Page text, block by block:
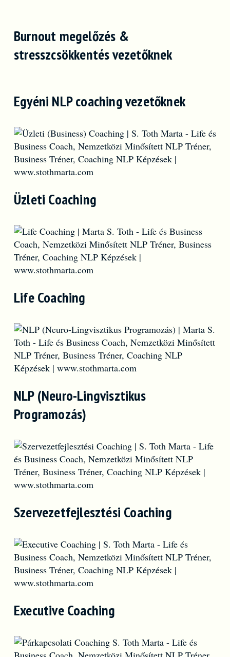
Burnout megelőzés &
stresszcsökkentés vezetőknek
Egyéni NLP coaching vezetőknek
Üzleti Coaching
Life Coaching
NLP (Neuro-Lingvisztikus
Programozás)
Szervezetfejlesztési Coaching
Executive Coaching